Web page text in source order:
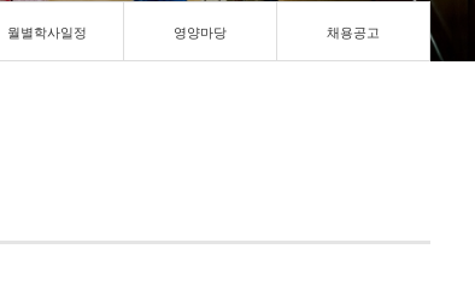
월별학사일정 영양마당 채용공고